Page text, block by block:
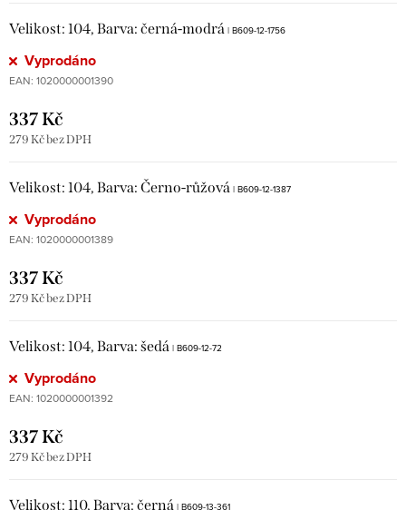
Velikost: 104, Barva: černá-modrá | B609-12-1756
Vyprodáno
EAN: 1020000001390
337 Kč
279 Kč bez DPH
Velikost: 104, Barva: Černo-růžová | B609-12-1387
Vyprodáno
EAN: 1020000001389
337 Kč
279 Kč bez DPH
Velikost: 104, Barva: šedá | B609-12-72
Vyprodáno
EAN: 1020000001392
337 Kč
279 Kč bez DPH
Velikost: 110, Barva: černá | B609-13-361